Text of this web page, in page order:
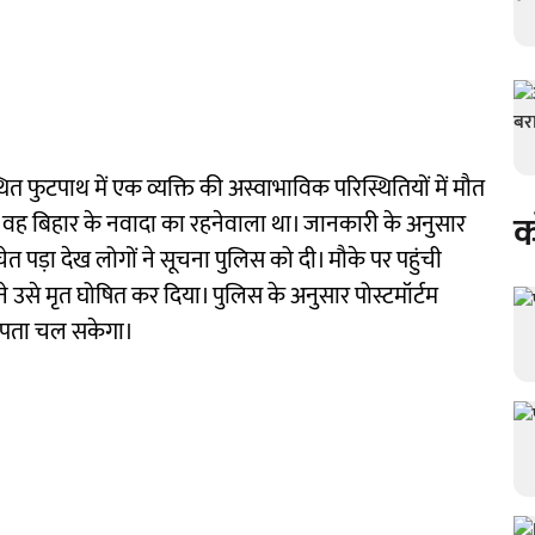
फुटपाथ में एक व्यक्ति की अस्वाभाविक परिस्थितियों में मौत
बिहार के नवादा का रहनेवाला था। जानकारी के अनुसार
देख लोगों ने सूचना पुलिस को दी। मौके पर पहुंची
मृत घोषित कर दिया। पुलिस के अनुसार पोस्टमॉर्टम
चल सकेगा।